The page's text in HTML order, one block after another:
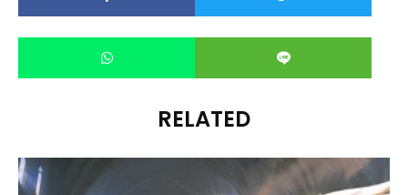
RELATED